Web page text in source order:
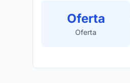
Oferta
Oferta